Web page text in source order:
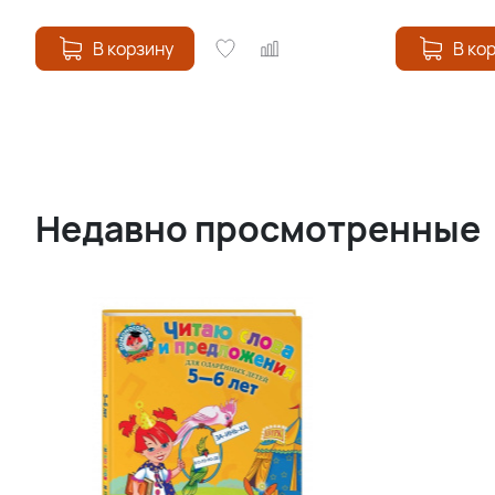
В корзину В
Недавно просмотренные